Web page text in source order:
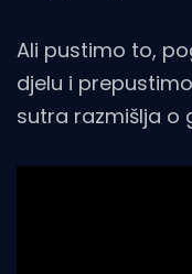
Ali pustimo to,
djelu i
sutra razmišlja o